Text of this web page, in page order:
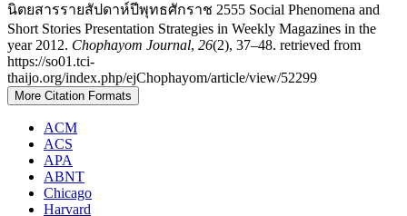
นิตยสารรายสัปดาห์ปีพุทธศักราช 2555 Social Phenomena and
Short Stories Presentation Strategies in Weekly Magazines in the
year 2012. Chophayom Journal, 26(2), 37–48. retrieved from
https://so01.tci-
thaijo.org/index.php/ejChophayom/article/view/52299
More Citation Formats
ACM
ACS
APA
ABNT
Chicago
Harvard